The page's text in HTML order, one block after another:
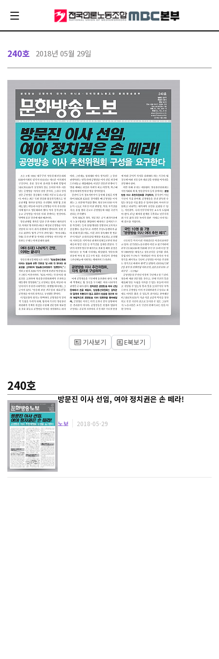
240호
방문진 이사선임, 여야정치권은 손 떼라!
노보 2018-05-29
240호 2018년 05월 29일
기사보기 E북보기